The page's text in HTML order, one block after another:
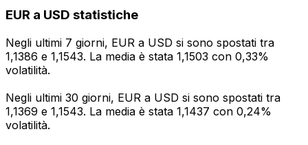
EUR a USD statistiche
Negli ultimi 7 giorni, EUR a USD si sono spostati tra
1,1386 e 1,1543. La media è stata 1,1503 con 0,33%
volatilità.
Negli ultimi 30 giorni, EUR a USD si sono spostati tra
1,1369 e 1,1543. La media è stata 1,1437 con 0,24%
volatilità.